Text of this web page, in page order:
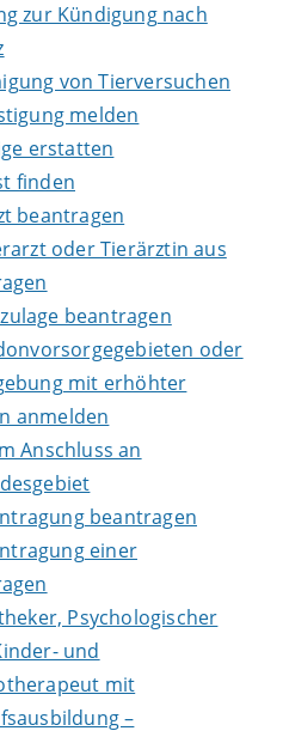
zur Kündigung nach
von Tierversuchen
melden
erstatten
finden
beantragen
oder Tierärztin aus
beantragen
oder
mit erhöhter
anmelden
Anschluss an
beantragen
einer
Psychologischer
und
mit
–